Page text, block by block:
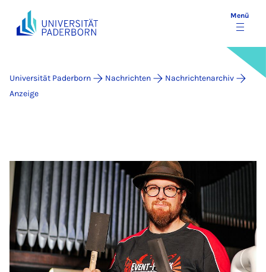
Menü
Universität Paderborn Nachrichten
Nachrichtenarchiv
Anzeige